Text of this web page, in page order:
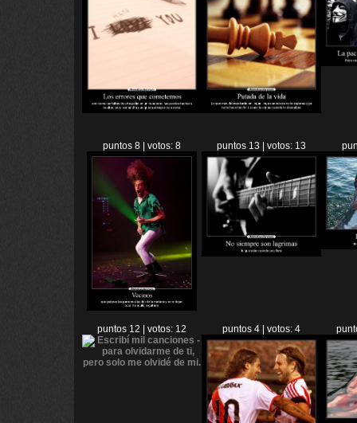
puntos 8 | votos: 8 puntos 13 | votos: 13
puntos 12 | votos: 12 puntos 4 | votos: 4